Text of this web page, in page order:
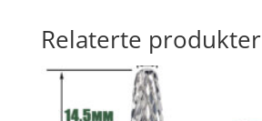
Relaterte produkter